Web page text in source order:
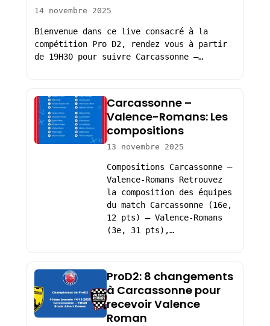
14 novembre 2025
Bienvenue dans ce live consacré à la
compétition Pro D2, rendez vous à partir
de 19H30 pour suivre Carcassonne –…
Carcassonne –
Valence-Romans: Les
compositions
13 novembre 2025
Compositions Carcassonne –
Valence-Romans Retrouvez
la composition des équipes
du match Carcassonne (16e,
12 pts) – Valence-Romans
(3e, 31 pts),…
ProD2: 8 changements
à Carcassonne pour
recevoir Valence
Roman